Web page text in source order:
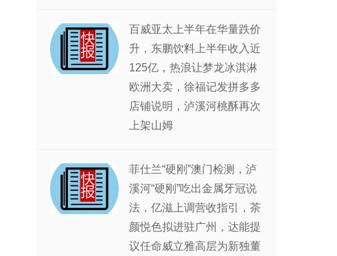
百威亚太上半年在华量跌价
升，东鹏饮料上半年收入近
125亿，热浪让梦龙冰淇淋
欧洲大卖，徐福记发拼多多
店铺说明，泸溪河桃酥再次
上架山姆
菲仕兰“硬刚”澳门检测，泸
溪河“硬刚”吃出金属牙冠说
法，亿滋上调营收指引，茶
颜悦色拟进驻广州，达能提
议任命威立雅高层为新独董